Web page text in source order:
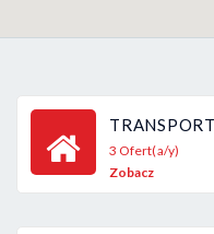
3 Ofert(a/y)
Zobacz